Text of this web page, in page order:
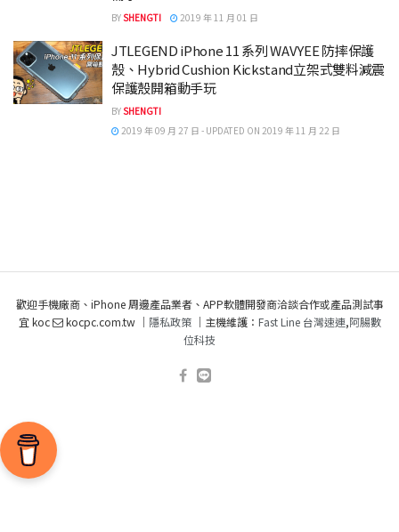
BYSHENGTI 2019 年 11 月 01 日
JTLEGEND iPhone 11 系列 WAVYEE 防摔保護
殼、Hybrid Cushion Kickstand立架式雙料減震
保護殼開箱動手玩
BYSHENGTI
2019 年 09 月 27 日 - UPDATED ON 2019 年 11 月 22 日
歡迎手機廠商、iPhone 周邊產品業者、APP軟體開發商洽談合作或產品測試事
宜 koc
kocpc.com.tw ｜ 隱私政策｜主機維護： Fast Line 台灣速連,阿腸數
位科技